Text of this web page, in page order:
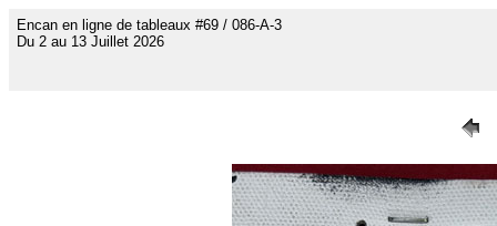
Encan en ligne de tableaux #69 / 086-A-3
Du 2 au 13 Juillet 2026